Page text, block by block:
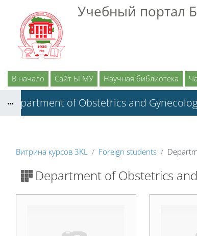
Перейти к основному содержаниюУчебный портал
В начало Сайт БГМУ Научная библиотека
Department of Obstetrics and
Витрина курсов 3KL Foreign students
Department of Obstetrics